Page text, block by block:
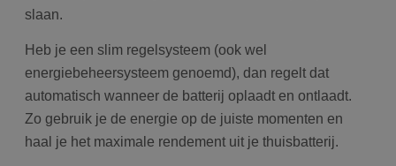
slaan.
Heb je een slim regelsysteem (ook wel
energiebeheersysteem genoemd), dan regelt dat
automatisch wanneer de batterij oplaadt en ontlaadt.
Zo gebruik je de energie op de juiste momenten en
haal je het maximale rendement uit je thuisbatterij.